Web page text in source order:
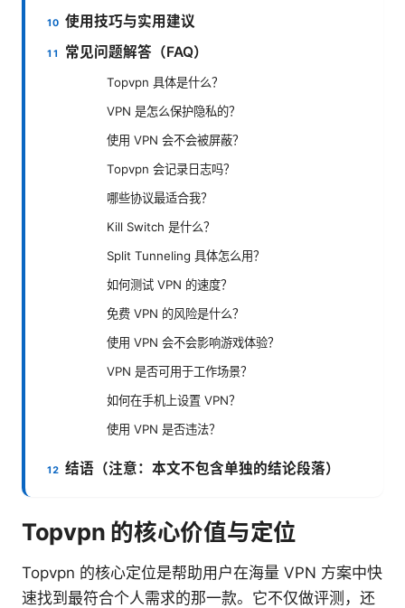
使用技巧与实用建议
常见问题解答（FAQ）
Topvpn 具体是什么？
VPN 是怎么保护隐私的？
使用 VPN 会不会被屏蔽？
Topvpn 会记录日志吗？
哪些协议最适合我？
Kill Switch 是什么？
Split Tunneling 具体怎么用？
如何测试 VPN 的速度？
免费 VPN 的风险是什么？
使用 VPN 会不会影响游戏体验？
VPN 是否可用于工作场景？
如何在手机上设置 VPN？
使用 VPN 是否违法？
结语（注意：本文不包含单独的结论段落）
Topvpn 的核心价值与定位
Topvpn 的核心定位是帮助用户在海量 VPN 方案中快
速找到最符合个人需求的那一款。它不仅做评测，还